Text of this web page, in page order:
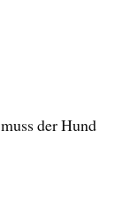
der Hund